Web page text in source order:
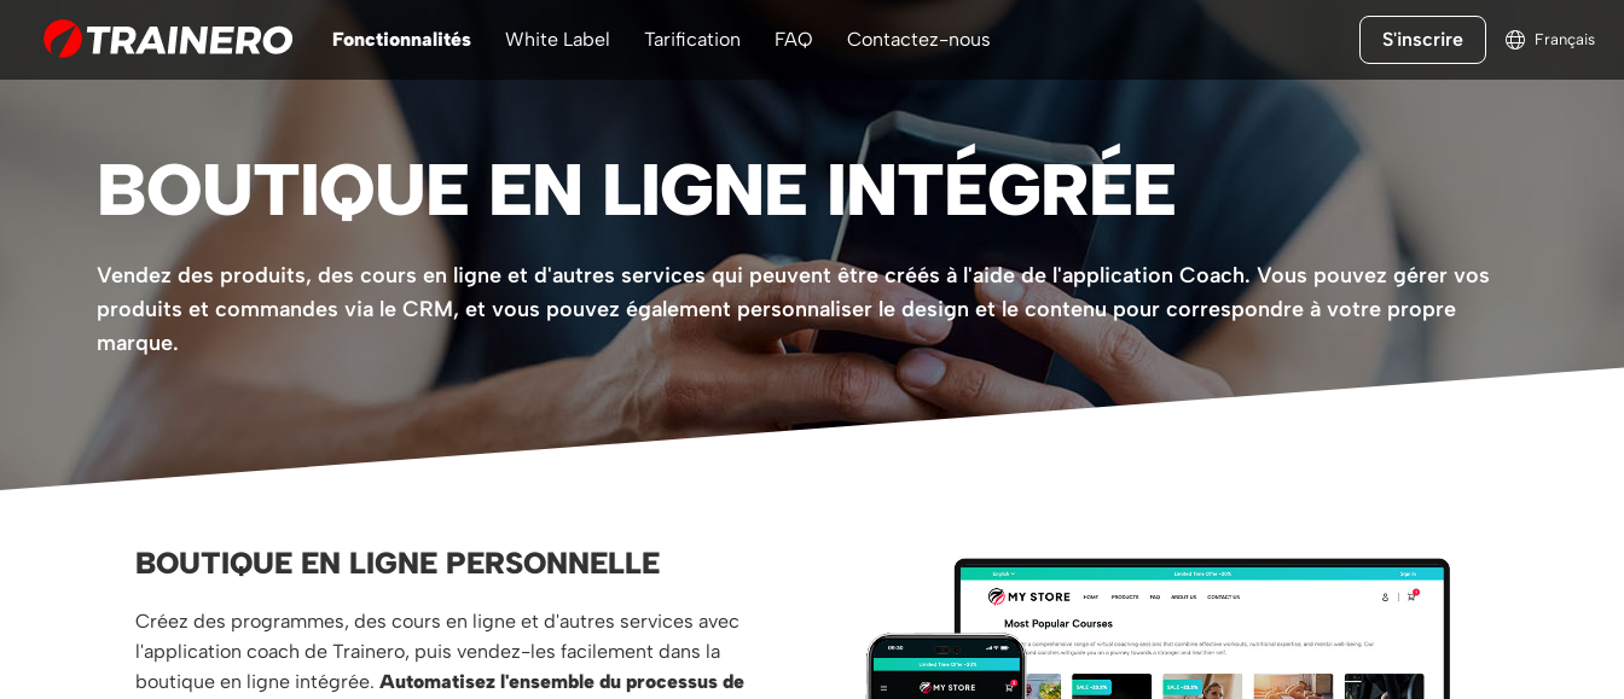
Fonctionnalités White Label Tarification FAQ Contactez-nous S'inscrire Français
BOUTIQUE EN LIGNE INTÉGRÉE
Vendez des produits, des cours en ligne et d'autres services qui peuvent être créés à l'aide de l'application Coach. Vous pouvez gérer vos
produits et commandes via le CRM, et vous pouvez également personnaliser le design et le contenu pour correspondre à votre propre
marque.
BOUTIQUE EN LIGNE PERSONNELLE
Créez des programmes, des cours en ligne et d'autres services avec
l'application coach de Trainero, puis vendez-les facilement dans la
boutique en ligne intégrée. Automatisez l'ensemble du processus de